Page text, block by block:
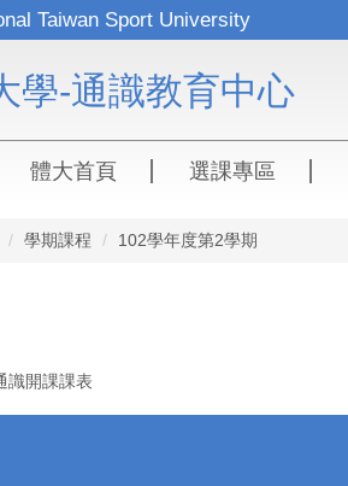
學-通識教育中心
體大首頁 選課專區
學期課程 102學年度第2學期
識開課課表